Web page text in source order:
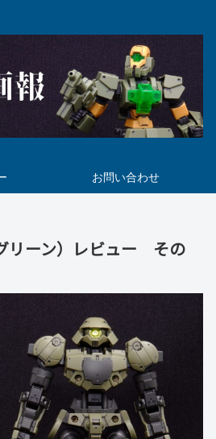
お問い合わせ
リーン）レビュー その